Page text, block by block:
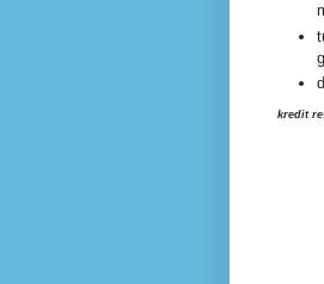
kredit